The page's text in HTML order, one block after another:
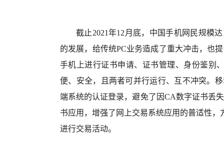
截止2021年12月底，中国手机网民规模
的发展，给传统PC业务造成了重大冲击，也
手机上进行证书申请、证书管理、身份鉴别
便、安全，且两者可并行运行、互不冲突。
端系统的认证登录，避免了因CA数字证书丢
书应用，增强了网上交易系统应用的普适性
进行交易活动。